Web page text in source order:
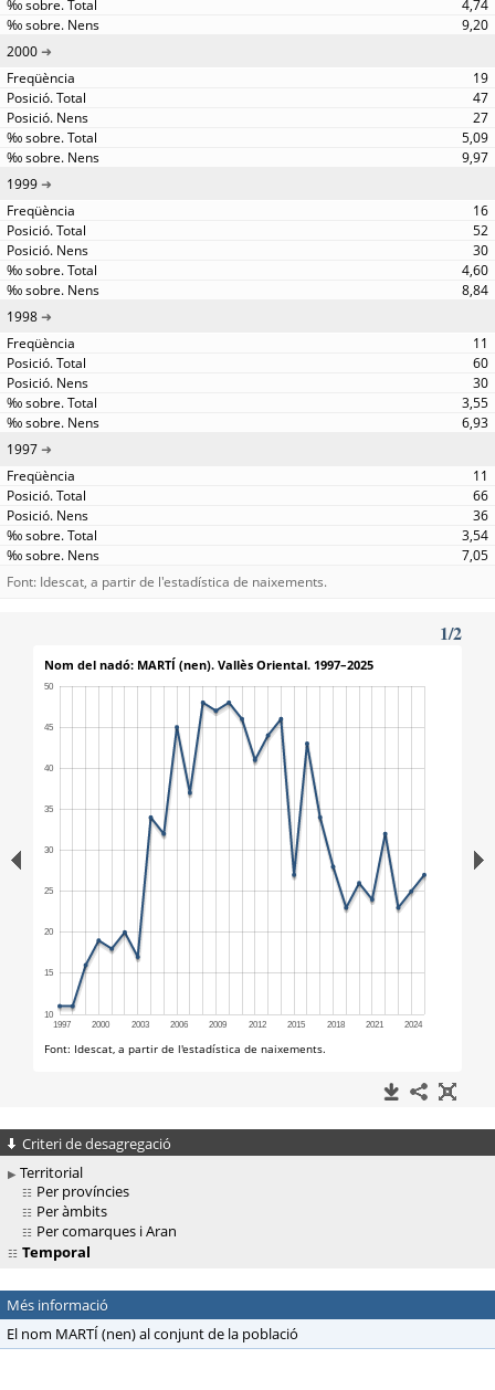
4,74
9,20
2000
19
47
27
5,09
9,97
1999
16
52
30
4,60
8,84
1998
11
60
30
3,55
6,93
1997
11
66
36
3,54
7,05
Font: Idescat, a partir de l'estadística de naixements.
Criteri de desagregació
Territorial
Per províncies
Per àmbits
Per comarques i Aran
Temporal
Més informació
El nom MARTÍ (nen) al conjunt de la població